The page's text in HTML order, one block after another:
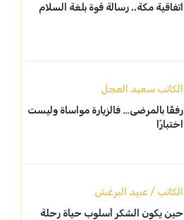
اتفاقية مكة.. رسالة قوة بلغة السلام
الكاتب سعيد العجل
رفقًا بالمرضى… فالزيارة مواساة وليست
اختبارًا
الكاتب / عبيد البرغش
حين يكون الشكر أسلوب حياة رحلة